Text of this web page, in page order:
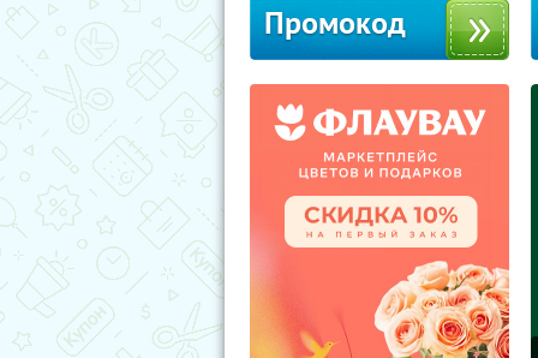
Промокод